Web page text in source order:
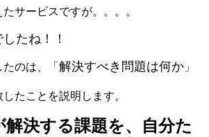
サービスですが。。。。
たね！！
のは、「 解決すべき問題は何か 」
たことを説明します。
決する課題を、自分た